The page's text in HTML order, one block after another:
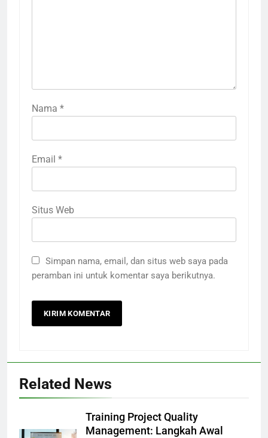
Nama *
Email *
Situs Web
Simpan nama, email, dan situs web saya pada
peramban ini untuk komentar saya berikutnya.
Related News
Training Project Quality
Management: Langkah Awal